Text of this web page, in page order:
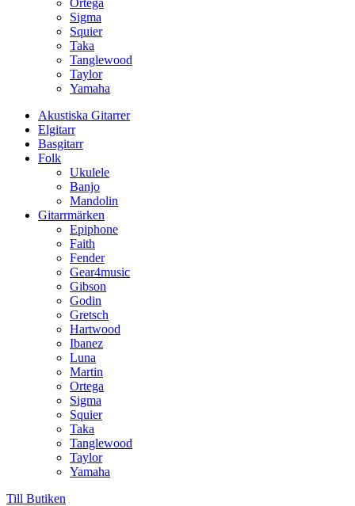
Ortega
Sigma
Squier
Taka
Tanglewood
Taylor
Yamaha
Akustiska Gitarrer
Elgitarr
Basgitarr
Folk
Ukulele
Banjo
Mandolin
Gitarrmärken
Epiphone
Faith
Fender
Gear4music
Gibson
Godin
Gretsch
Hartwood
Ibanez
Luna
Martin
Ortega
Sigma
Squier
Taka
Tanglewood
Taylor
Yamaha
Till Butiken